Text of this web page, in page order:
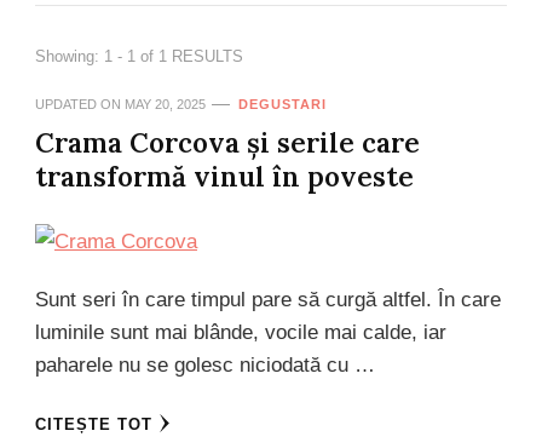
Showing: 1 - 1 of 1 RESULTS
UPDATED ON MAY 20, 2025 DEGUSTARI
Crama Corcova și serile care
transformă vinul în poveste
Sunt seri în care timpul pare să curgă altfel. În care
luminile sunt mai blânde, vocile mai calde, iar
paharele nu se golesc niciodată cu …
CITEȘTE TOT